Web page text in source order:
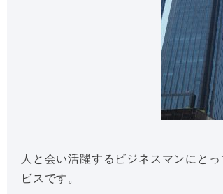
人と会い活躍するビジネスマンにと
ビスです。